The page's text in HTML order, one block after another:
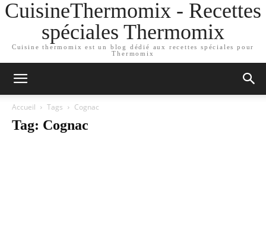
CuisineThermomix - Recettes
spéciales Thermomix
Cuisine thermomix est un blog dédié aux recettes spéciales pour
Thermomix
Accueil Tags Cognac
Tag: Cognac